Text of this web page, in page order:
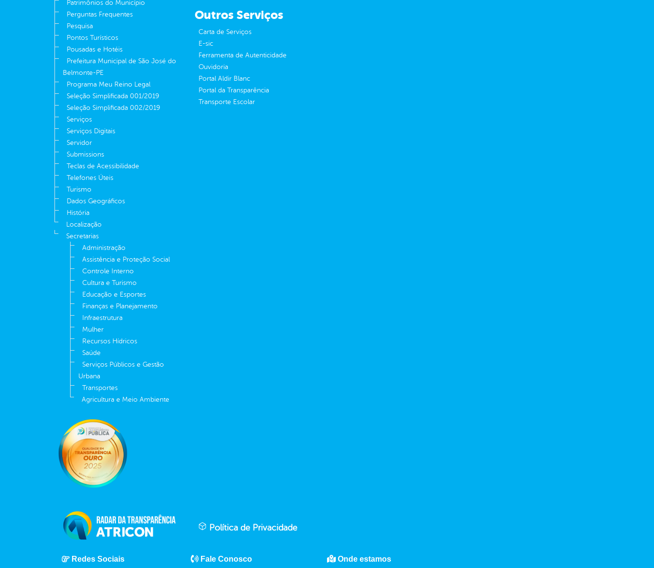
Patrimônios do Município
Perguntas Frequentes
Pesquisa
Pontos Turísticos
Pousadas e Hotéis
Prefeitura Municipal de São José do
Belmonte-PE
Programa Meu Reino Legal
Seleção Simplificada 001/2019
Seleção Simplificada 002/2019
Serviços
Serviços Digitais
Servidor
Submissions
Teclas de Acessibilidade
Telefones Úteis
Turismo
Dados Geográficos
História
Localização
Secretarias
Administração
Assistência e Proteção Social
Controle Interno
Cultura e Turismo
Educação e Esportes
Finanças e Planejamento
Infraestrutura
Mulher
Recursos Hídricos
Saúde
Serviços Públicos e Gestão
Urbana
Transportes
Agricultura e Meio Ambiente
Outros Serviços
Carta de Serviços
E-sic
Ferramenta de Autenticidade
Ouvidoria
Portal Aldir Blanc
Portal da Transparência
Transporte Escolar
Política de Privacidade
Redes Sociais Fale Conosco Onde estamos